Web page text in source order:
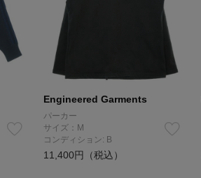
Engineered Garments
パーカー
サイズ：M
コンディション: B
11,400円（税込）